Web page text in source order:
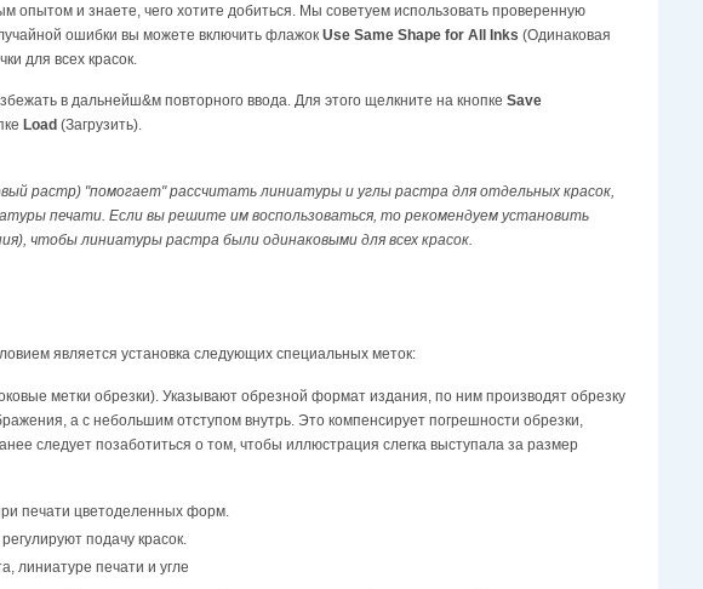
опытом и знаете, чего хотите добиться. Мы советуем использовать проверенную
ошибки вы можете включить флажок Use Same Shape for All Inks (Одинаковая
для всех красок.
в дальнейш&м повторного ввода. Для этого щелкните на кнопке Save
Load (Загрузить).
растр) "помогает" рассчитать линиатуры и углы растра для отдельных красок,
печати. Если вы решите им воспользоваться, то рекомендуем установить
чтобы линиатуры растра были одинаковыми для всех красок.
является установка следующих специальных меток:
метки обрезки). Указывают обрезной формат издания, по ним производят обрезку
а с небольшим отступом внутрь. Это компенсирует погрешности обрезки,
следует позаботиться о том, чтобы иллюстрация слегка выступала за размер
печати цветоделенных форм.
подачу красок.
линиатуре печати и угле